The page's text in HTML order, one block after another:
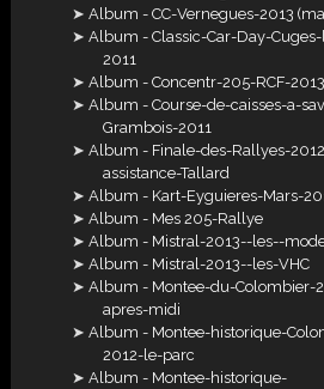
Album - CC-Vernegues-2013
Album - Classic-Car-Day-
2011
Album - Concentr-205-RCF-2013
Album - Course-de-caisses-a-
Grambois-2011
Album - Finale-des-Rallyes-
assistance-Tallard
Album - Kart-Eyguieres-Mars-
Album - Mes 205-Rallye
Album - Mistral-2013--les--
Album - Mistral-2013--les-VHC
Album - Montee-du-Colombier-
apres-midi
Album - Montee-historique-
2012-le-parc
Album - Montee-historique-